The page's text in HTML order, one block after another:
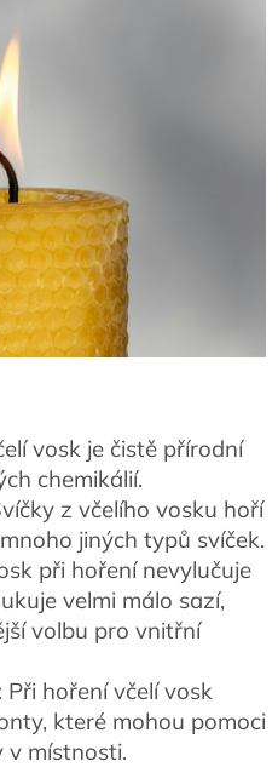
vosk je čistě přírodní
chemikálií.
z včelího vosku hoří
jiných typů svíček.
při hoření nevylučuje
velmi málo sazí,
volbu pro vnitřní
hoření včelí vosk
které mohou pomoci
v místnosti.